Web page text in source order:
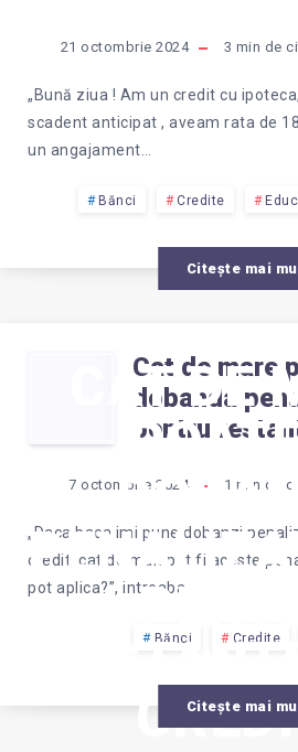
21 octombrie 2024 3 min de
„Bună ziua ! Am un credit cu
scadent anticipat , aveam rata de
un angajament…
Bănci Credite
Citește mai
CAT DE
Cat de mare
dobanda
pentru
7 octombrie 2024 1 min de
„Daca baca imi pune dobanzi
credit, cat de mari pot fi aceste
pot aplica?”, intreaba…
Bănci Credite
Citește mai